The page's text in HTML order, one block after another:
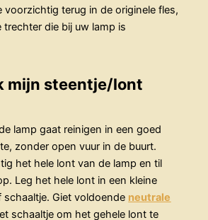
voorzichtig terug in de originele fles,
trechter die bij uw lamp is
mijn steentje/lont
lamp gaat reinigen in een goed
zonder open vuur in de buurt.
het hele lont van de lamp en til
Leg het hele lont in een kleine
Giet voldoende neutrale
schaaltje om het gehele lont te